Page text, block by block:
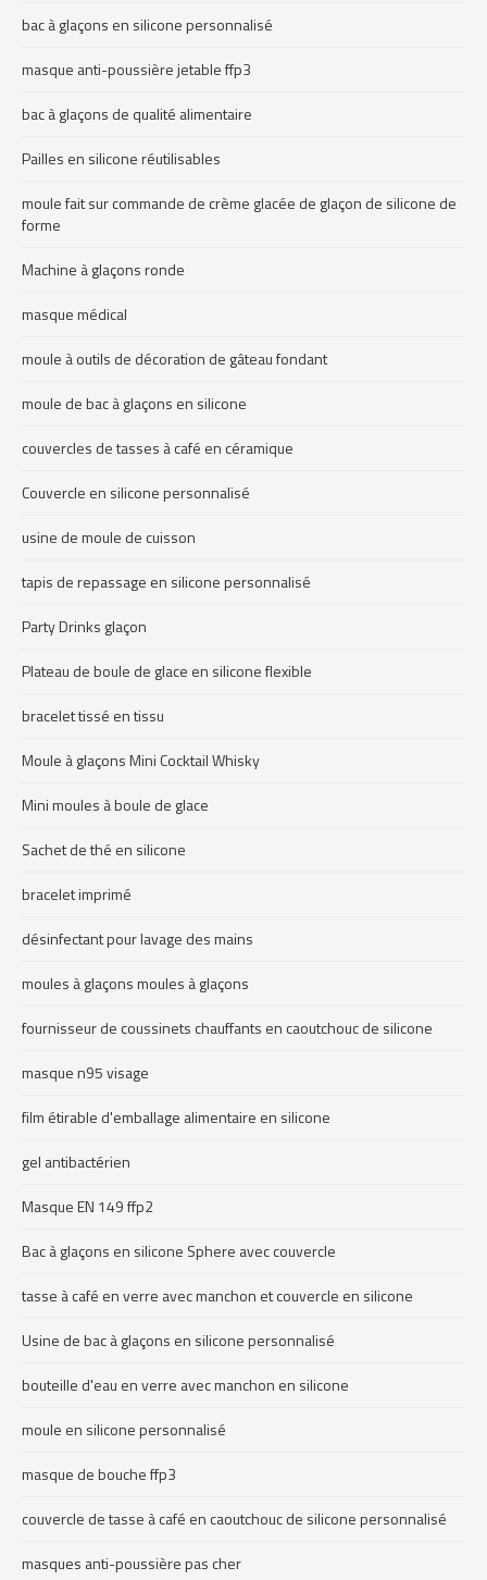
bac à glaçons en silicone personnalisé
masque anti-poussière jetable ffp3
bac à glaçons de qualité alimentaire
Pailles en silicone réutilisables
moule fait sur commande de crème glacée de glaçon de silicone de
forme
Machine à glaçons ronde
masque médical
moule à outils de décoration de gâteau fondant
moule de bac à glaçons en silicone
couvercles de tasses à café en céramique
Couvercle en silicone personnalisé
usine de moule de cuisson
tapis de repassage en silicone personnalisé
Party Drinks glaçon
Plateau de boule de glace en silicone flexible
bracelet tissé en tissu
Moule à glaçons Mini Cocktail Whisky
Mini moules à boule de glace
Sachet de thé en silicone
bracelet imprimé
désinfectant pour lavage des mains
moules à glaçons moules à glaçons
fournisseur de coussinets chauffants en caoutchouc de silicone
masque n95 visage
film étirable d'emballage alimentaire en silicone
gel antibactérien
Masque EN 149 ffp2
Bac à glaçons en silicone Sphere avec couvercle
tasse à café en verre avec manchon et couvercle en silicone
Usine de bac à glaçons en silicone personnalisé
bouteille d'eau en verre avec manchon en silicone
moule en silicone personnalisé
masque de bouche ffp3
couvercle de tasse à café en caoutchouc de silicone personnalisé
masques anti-poussière pas cher